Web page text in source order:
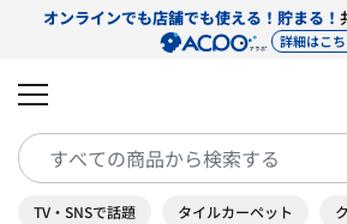
オンラインでも店舗でも使える！貯まる！
詳細はこ
TV・SNSで話題 タイルカーペット